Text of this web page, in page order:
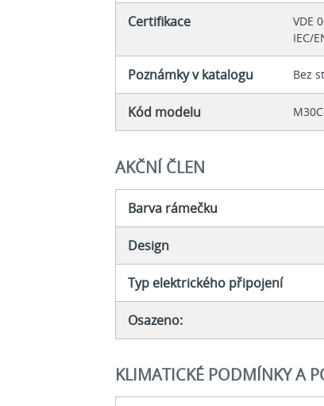
Certifikace
VDE
IEC/
Poznámky v katalogu Bez
Kód modelu
AKČNÍ ČLEN
Barva rámečku
Design
Typ elektrického připojení
Osazeno:
KLIMATICKÉ PODMÍNKY A